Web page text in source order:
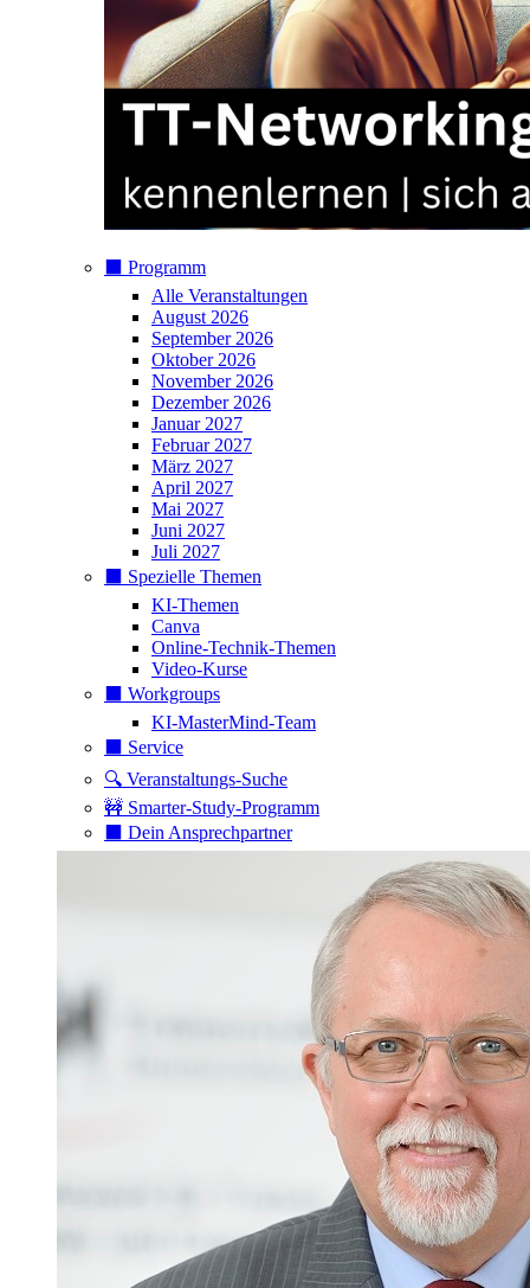
⬛️ Programm
Alle Veranstaltungen
August 2026
September 2026
Oktober 2026
November 2026
Dezember 2026
Januar 2027
Februar 2027
März 2027
April 2027
Mai 2027
Juni 2027
Juli 2027
⬛️ Spezielle Themen
KI-Themen
Canva
Online-Technik-Themen
Video-Kurse
⬛️ Workgroups
KI-MasterMind-Team
⬛️ Service
🔍 Veranstaltungs-Suche
🚧 Smarter-Study-Programm
⬛️ Dein Ansprechpartner